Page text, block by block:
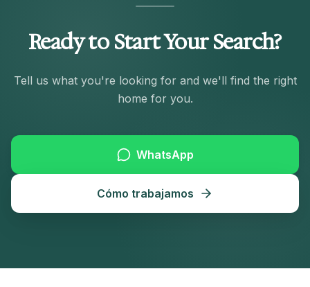
Ready to Start Your Search?
Tell us what you're looking for and we'll find the right
home for you.
WhatsApp
Cómo trabajamos